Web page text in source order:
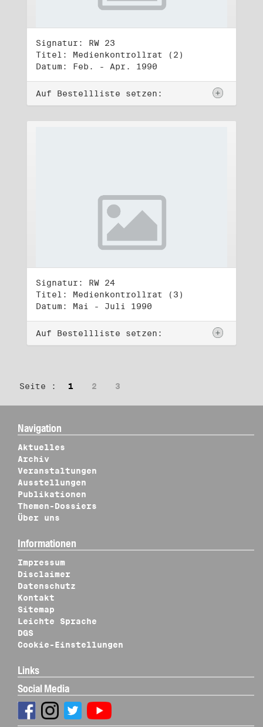
Signatur: RW 23
Titel: Medienkontrollrat (2)
Datum: Feb. - Apr. 1990
Auf Bestellliste setzen:
Signatur: RW 24
Titel: Medienkontrollrat (3)
Datum: Mai - Juli 1990
Auf Bestellliste setzen:
Seite : 1 2 3
Navigation
Aktuelles
Archiv
Veranstaltungen
Ausstellungen
Publikationen
Themen-Dossiers
Über uns
Informationen
Impressum
Disclaimer
Datenschutz
Kontakt
Sitemap
Leichte Sprache
DGS
Cookie-Einstellungen
Links
Social Media